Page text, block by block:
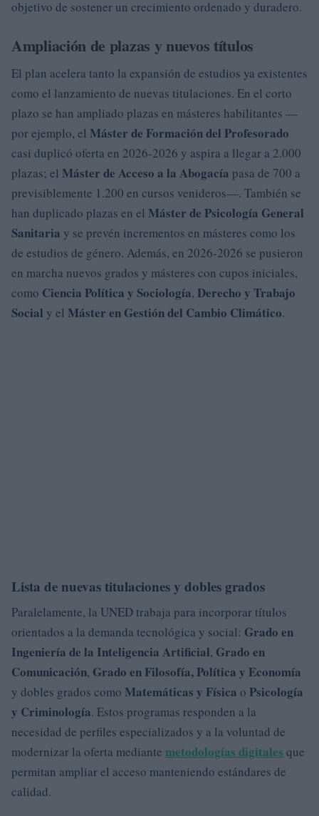
objetivo de sostener un crecimiento ordenado y duradero.
Ampliación de plazas y nuevos títulos
El plan acelera tanto la expansión de estudios ya existentes
como el lanzamiento de nuevas titulaciones. En el corto
plazo se han ampliado plazas en másteres habilitantes —
por ejemplo, el Máster de Formación del Profesorado
casi duplicó oferta en 2026-2026 y aspira a llegar a 2.000
plazas; el Máster de Acceso a la Abogacía pasa de 700 a
previsiblemente 1.200 en cursos venideros—. También se
han duplicado plazas en el Máster de Psicología General
Sanitaria y se prevén incrementos en másteres como los
de estudios de género. Además, en 2026-2026 se pusieron
en marcha nuevos grados y másteres con cupos iniciales,
como Ciencia Política y Sociología, Derecho y Trabajo
Social y el Máster en Gestión del Cambio Climático.
Lista de nuevas titulaciones y dobles grados
Paralelamente, la UNED trabaja para incorporar títulos
orientados a la demanda tecnológica y social: Grado en
Ingeniería de la Inteligencia Artificial, Grado en
Comunicación, Grado en Filosofía, Política y Economía
y dobles grados como Matemáticas y Física o Psicología
y Criminología. Estos programas responden a la
necesidad de perfiles especializados y a la voluntad de
modernizar la oferta mediante metodologías digitales que
permitan ampliar el acceso manteniendo estándares de
calidad.